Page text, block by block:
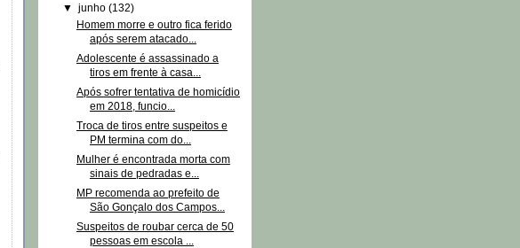
▼junho(132)
Homem morre e outro fica ferido
após serem atacado...
Adolescente é assassinado a
tiros em frente à casa...
Após sofrer tentativa de homicídio
em 2018, funcio...
Troca de tiros entre suspeitos e
PM termina com do...
Mulher é encontrada morta com
sinais de pedradas e...
MP recomenda ao prefeito de
São Gonçalo dos Campos...
Suspeitos de roubar cerca de 50
pessoas em escola ...